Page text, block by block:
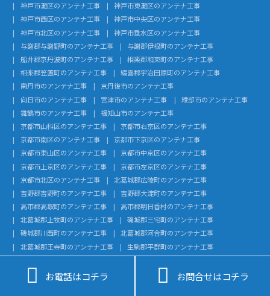
神戸市灘区のアンテナ工事
神戸市東灘区のアンテナ工事
神戸市西区のアンテナ工事
神戸市中央区のアンテナ工事
神戸市北区のアンテナ工事
神戸市垂水区のアンテナ工事
与謝郡与謝野町のアンテナ工事
与謝郡伊根町のアンテナ工事
船井郡京丹波町のアンテナ工事
相楽郡和束町のアンテナ工事
相楽郡笠置町のアンテナ工事
綴喜郡宇治田原町のアンテナ工事
南丹市のアンテナ工事
京丹後市のアンテナ工事
向日市のアンテナ工事
宮津市のアンテナ工事
綾部市のアンテナ工事
舞鶴市のアンテナ工事
福知山市のアンテナ工事
京都市山科区のアンテナ工事
京都市右京区のアンテナ工事
京都市南区のアンテナ工事
京都市下京区のアンテナ工事
京都市東山区のアンテナ工事
京都市中京区のアンテナ工事
京都市上京区のアンテナ工事
京都市左京区のアンテナ工事
京都市北区のアンテナ工事
北葛城郡広陵町のアンテナ工事
吉野郡吉野町のアンテナ工事
吉野郡大淀町のアンテナ工事
高市郡高取町のアンテナ工事
高市郡明日香村のアンテナ工事
北葛城郡上牧町のアンテナ工事
磯城郡三宅町のアンテナ工事
磯城郡川西町のアンテナ工事
北葛城郡河合町のアンテナ工事
北葛城郡王寺町のアンテナ工事
生駒郡平群町のアンテナ工事
大和高田市のアンテナ工事
北設楽郡東栄町のアンテナ工事
 お電話はコチラ  お問合せはコチラ